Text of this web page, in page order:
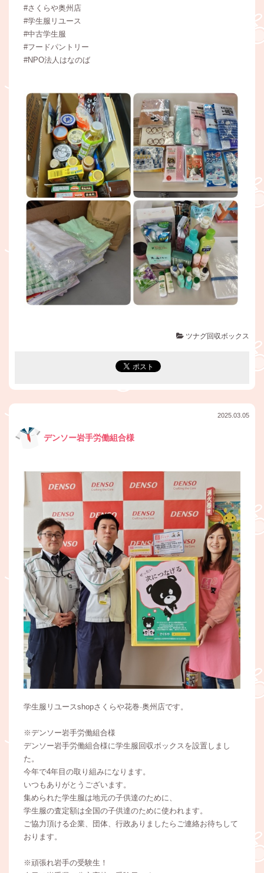
#さくらや奥州店
#学生服リユース
#中古学生服
#フードパントリー
#NPO法人はなのば
ツナグ回収ボックス
2025.03.05
デンソー岩手労働組合様
学生服リユースshopさくらや花巻·奥州店です。
※デンソー岩手労働組合様
デンソー岩手労働組合様に学生服回収ボックスを設置しまし
た。
今年で4年目の取り組みになります。
いつもありがとうございます。
集められた学生服は地元の子供達のために、
学生服の査定額は全国の子供達のために使われます。
ご協力頂ける企業、団体、行政ありましたらご連絡お待ちして
おります。
※頑張れ岩手の受験生！